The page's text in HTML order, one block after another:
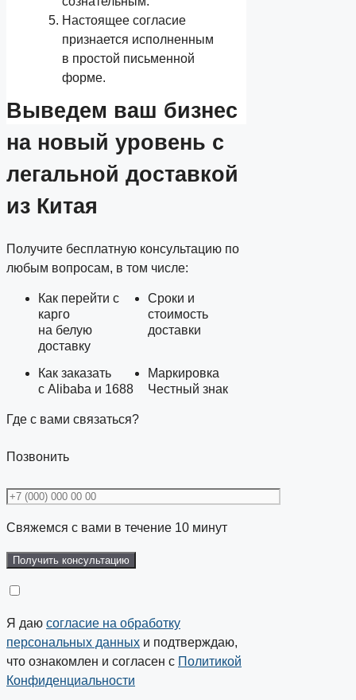
Настоящее согласие
признается исполненным
в простой письменной
форме.
Выведем ваш бизнес
на новый уровень с
легальной доставкой
из Китая
Получите бесплатную консультацию по
любым вопросам, в том числе:
Как перейти с
карго
на белую
доставку
Сроки и
стоимость
доставки
Как заказать
с Alibaba и 1688
Маркировка
Честный знак
Где с вами связаться?
Позвонить
Свяжемся с вами в течение 10 минут
Я даю согласие на обработку
персональных данных и подтверждаю,
что ознакомлен и согласен с Политикой
Конфиденциальности